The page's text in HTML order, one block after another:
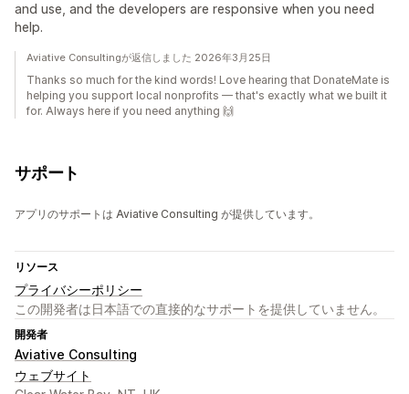
and use, and the developers are responsive when you need
help.
Aviative Consultingが返信しました 2026年3月25日
Thanks so much for the kind words! Love hearing that DonateMate is
helping you support local nonprofits — that's exactly what we built it
for. Always here if you need anything 🙌
サポート
アプリのサポートは Aviative Consulting が提供しています。
リソース
プライバシーポリシー
この開発者は日本語での直接的なサポートを提供していません。
開発者
Aviative Consulting
ウェブサイト